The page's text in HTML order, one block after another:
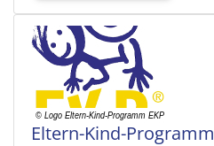
Eltern-Kind-Programm